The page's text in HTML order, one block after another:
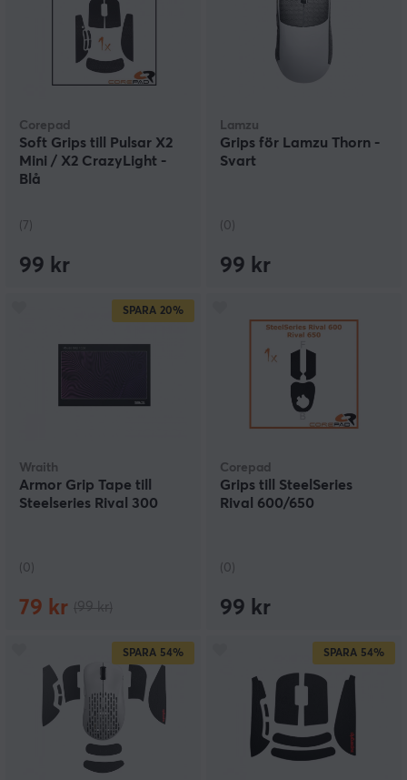
Corepad
Soft Grips till Pulsar X2
Mini / X2 CrazyLight -
Blå
(7)
99 kr
Lamzu
Grips för Lamzu Thorn -
Svart
(0)
99 kr
SPARA 20%
Wraith
Armor Grip Tape till
Steelseries Rival 300
(0)
79 kr
Corepad
Grips till SteelSeries
Rival 600/650
(0)
99 kr
SPARA 54% SPARA 54%